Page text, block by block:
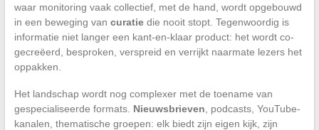
waar monitoring vaak collectief, met de hand, wordt opgebouwd
in een beweging van curatiedie nooit stopt. Tegenwoordig is
informatie niet langer een kant-en-klaar product: het wordt co-
gecreëerd, besproken, verspreid en verrijkt naarmate lezers het
oppakken.
Het landschap wordt nog complexer met de toename van
gespecialiseerde formats. Nieuwsbrieven , podcasts, YouTube-
kanalen, thematische groepen: elk biedt zijn eigen kijk, zijn